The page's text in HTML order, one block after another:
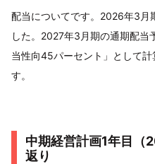
配当についてです。2026年3月
した。2027年3月期の通期配当
当性向45パーセント」として
す。
中期経営計画1年目（
返り